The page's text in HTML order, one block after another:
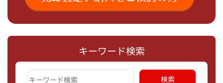
キーワード検索